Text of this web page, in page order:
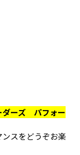
ダーズ パフォー
スをどうぞお楽